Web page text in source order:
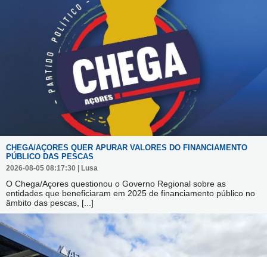
CHEGA/AÇORES QUER APURAR VALORES DO FINANCIAMENTO
PÚBLICO DAS PESCAS
2026-08-05 08:17:30 | Lusa
O Chega/Açores questionou o Governo Regional sobre as
entidades que beneficiaram em 2025 de financiamento público no
âmbito das pescas, [...]